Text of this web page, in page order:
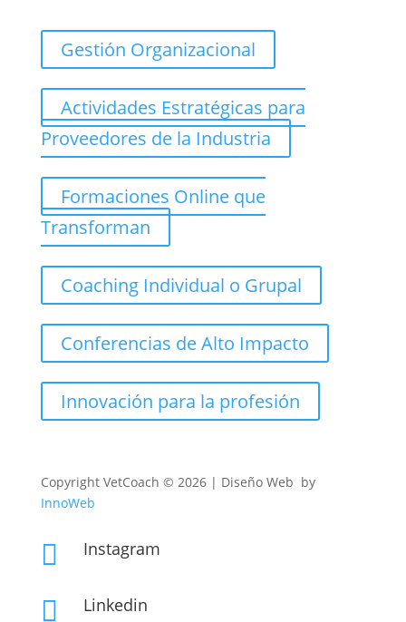
Gestión Organizacional
Actividades Estratégicas para
Proveedores de la Industria
Formaciones Online que
Transforman
Coaching Individual o Grupal
Conferencias de Alto Impacto
Innovación para la profesión
CopyrightVetCoach © 2026 | Diseño Web by
InnoWeb
 Instagram
 Linkedin